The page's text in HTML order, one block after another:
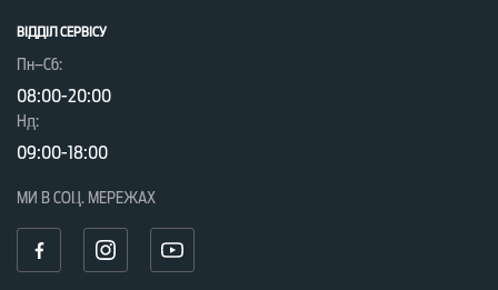
ВІДДІЛ CЕРВІСУ
Пн–Сб:
08:00-20:00
Нд:
09:00-18:00
МИ В СОЦ. МЕРЕЖАХ